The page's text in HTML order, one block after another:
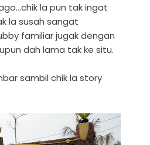
la pun tak ingat
la susah sangat
familiar jugak dengan
dah lama tak ke situ.
sambil chik la story